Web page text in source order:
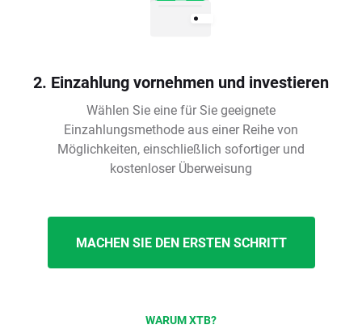
2. Einzahlung vornehmen und investieren
Wählen Sie eine für Sie geeignete
Einzahlungsmethode aus einer Reihe von
Möglichkeiten, einschließlich sofortiger und
kostenloser Überweisung
MACHEN SIE DEN ERSTEN SCHRITT
WARUM XTB?